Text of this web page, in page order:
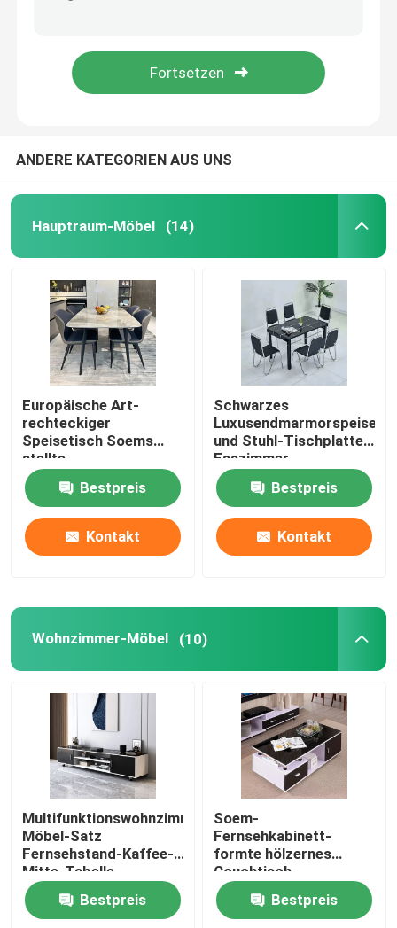
Kundenspezifische Couchtische
Metallrahmen Fernsehkabinett
Ausgeglichener Glastisch
Speisetisch des Fauxmarmors
Fernsehtabellen-Kabinett
ANDERE KATEGORIEN AUS UNS
Hauptraum-Möbel (14)
Europäische Art-
rechteckiger
Speisetisch Soems
stellte
Marmoresszimmer-
Möbel einBestpreis
Kontakt
Schwarzes
und Stuhl-Tischplatte-
Esszimmer-
Ausgangsmöbel
Bestpreis
Kontakt
Wohnzimmer-Möbel (10)
Multifunktionswohnzimmer-
Möbel-Satz
Fernsehstand-Kaffee-
Mitte-Tabelle
Bestpreis
Soem-
Fernsehkabinett-
formte hölzernes
Couchtisch-
Glasquadrat einfache
LagerungBestpreis